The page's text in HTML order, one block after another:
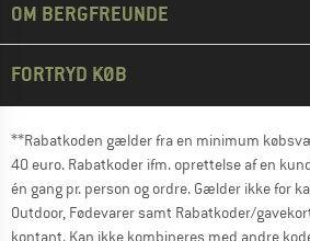
OM BERGFREUNDE
FORTRYD KØB
**Rabatkoden gælder fra en minimum
40 euro. Rabatkoder ifm. oprettelse af en
én gang pr. person og ordre. Gælder ikke for
Outdoor, Fødevarer samt Rabatkoder/
kontant. Kan ikke kombineres med andre